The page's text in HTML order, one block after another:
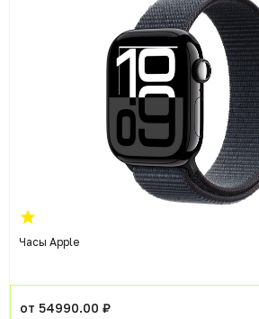
Часы Apple
от 54990.00 ₽